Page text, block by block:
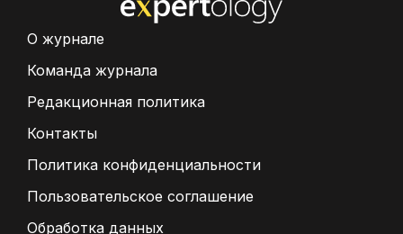
О журнале
Команда журнала
Редакционная политика
Контакты
Политика конфиденциальности
Пользовательское соглашение
Обработка данных